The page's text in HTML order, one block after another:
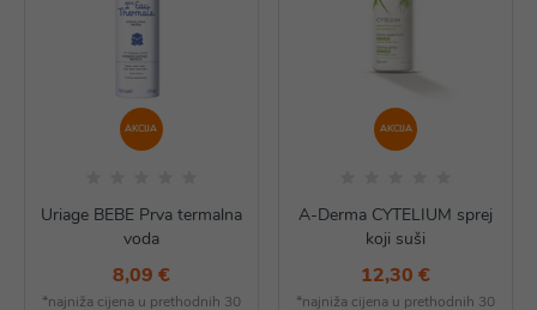
AKCIJA
Uriage BEBE Prva termalna
voda
8,09 €
*najniža cijena u prethodnih 30
AKCIJA
A-Derma CYTELIUM sprej
koji suši
12,30 €
*najniža cijena u prethodnih 30